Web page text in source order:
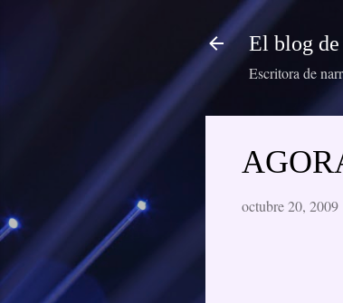
El blog
Escritora de
octubre 20, 2009